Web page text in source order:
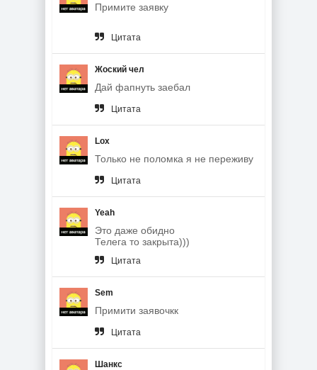
Примите заявку
Цитата
Жоский чел
Дай фапнуть заебал
Цитата
Lox
Только не поломка я не переживу
Цитата
Yeah
Это даже обидно
Телега то закрыта)))
Цитата
Sem
Примити заявочкк
Цитата
Шанкс